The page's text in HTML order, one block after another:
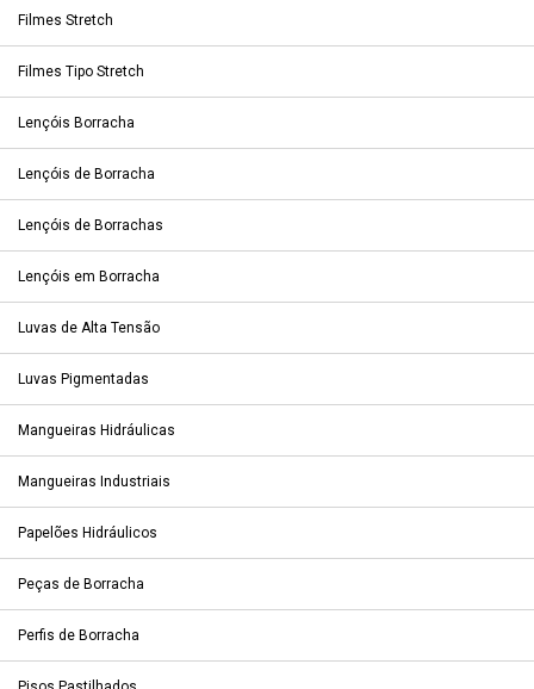
Filmes Stretch
Filmes Tipo Stretch
Lençóis Borracha
Lençóis de Borracha
Lençóis de Borrachas
Lençóis em Borracha
Luvas de Alta Tensão
Luvas Pigmentadas
Mangueiras Hidráulicas
Mangueiras Industriais
Papelões Hidráulicos
Peças de Borracha
Perfis de Borracha